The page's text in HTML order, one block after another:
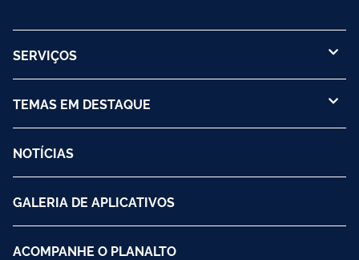
SERVIÇOS
TEMAS EM DESTAQUE
NOTÍCIAS
GALERIA DE APLICATIVOS
ACOMPANHE O PLANALTO